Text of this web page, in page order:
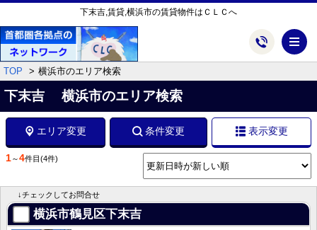
下末吉,賃貸,横浜市の賃貸物件はＣＬＣへ
TOP 横浜市のエリア検索
下末吉 横浜市のエリア検索
エリア変更 条件変更 表示変更
1～4件目 (4件)
↓チェックしてお問合せ
横浜市鶴見区下末吉